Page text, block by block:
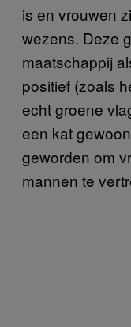
is en vrouwen
wezens. Deze
maatschappij
positief (zoals
echt groene
een kat
geworden om
mannen te